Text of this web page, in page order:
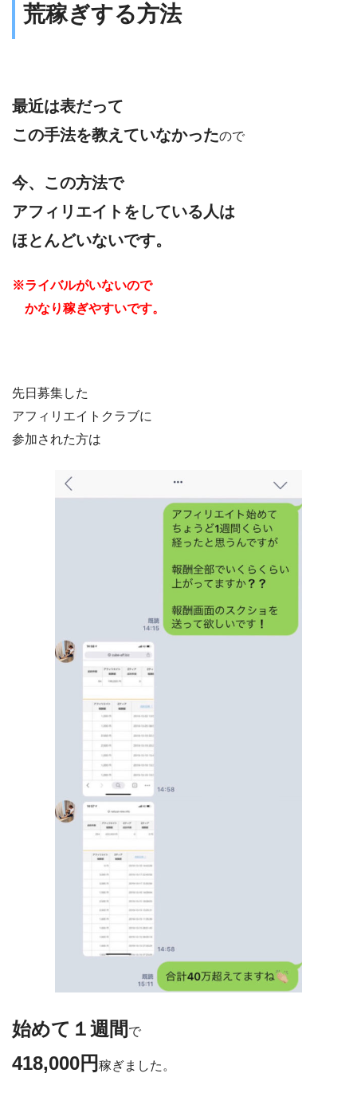
荒稼ぎする方法
最近は表だって
この手法を教えていなかったので
今、この方法で
アフィリエイトをしている人は
ほとんどいないです。
※ライバルがいないので
かなり稼ぎやすいです。
先日募集した
アフィリエイトクラブに
参加された方は
始めて １週間 で
418,000円 稼ぎました。